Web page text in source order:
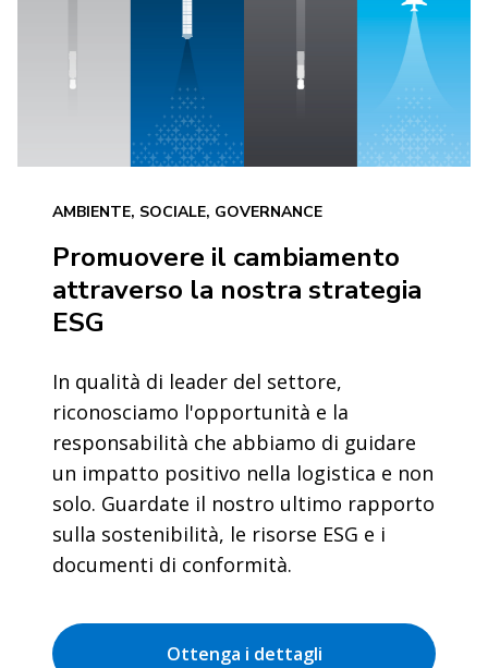
AMBIENTE, SOCIALE, GOVERNANCE
Promuovere il cambiamento
attraverso la nostra strategia
ESG
In qualità di leader del settore,
riconosciamo l'opportunità e la
responsabilità che abbiamo di guidare
un impatto positivo nella logistica e non
solo. Guardate il nostro ultimo rapporto
sulla sostenibilità, le risorse ESG e i
documenti di conformità.
Ottenga i dettagli